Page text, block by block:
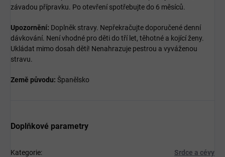
závadou přípravku. Po otevření spotřebujte do 6 měsíců.
Upozornění: Doplněk stravy. Nepřekračujte doporučené denní
dávkování. Není vhodné pro děti do tří let, těhotné a kojící ženy.
Ukládat mimo dosah dětí! Nenahrazuje pestrou a vyváženou
stravu.
Země původu: Španělsko
Doplňkové parametry
Kategorie: Srdce a cévy